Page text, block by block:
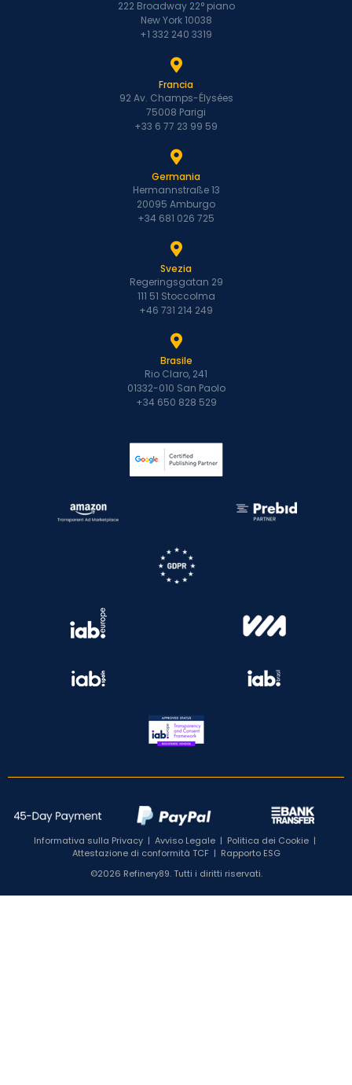
222 Broadway 22° piano
New York 10038
+1 332 240 3319
Francia
92 Av. Champs-Élysées
75008 Parigi
+33 6 77 23 99 59
Germania
Hermannstraße 13
20095 Amburgo
+34 681 026 725
Svezia
Regeringsgatan 29
111 51 Stoccolma
+46 731 214 249
Brasile
Rio Claro, 241
01332-010 San Paolo
+34 650 828 529
Informativa sulla Privacy | Avviso Legale | Politica dei Cookie |
Attestazione di conformità TCF| Rapporto ESG
©2026 Refinery89. Tutti i diritti riservati.